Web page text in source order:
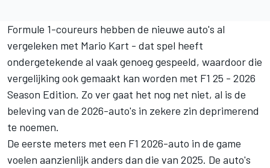
Formule 1-coureurs hebben de nieuwe auto's al
vergeleken met Mario Kart - dat spel heeft
ondergetekende al vaak genoeg gespeeld, waardoor die
vergelijking ook gemaakt kan worden met F1 25 - 2026
Season Edition. Zo ver gaat het nog net niet, al is de
beleving van de 2026-auto's in zekere zin deprimerend
te noemen.
De eerste meters met een F1 2026-auto in de game
voelen aanzienlijk anders dan die van 2025. De auto's